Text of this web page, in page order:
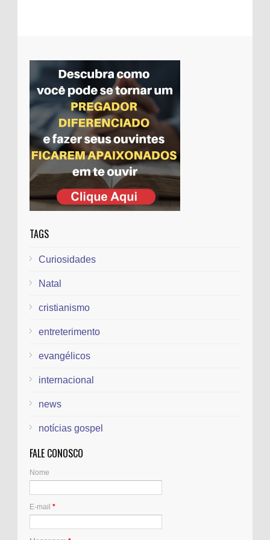
Galinha pintadinha gera polêmica entre
evangélicos
Evangélicos tiram projeto que concede
título a Feliciano da pauta
TAGS
Curiosidades
Natal
cristianismo
entreterimento
evangélicos
internacional
news
notícias gospel
FALE CONOSCO
Nome
E-mail *